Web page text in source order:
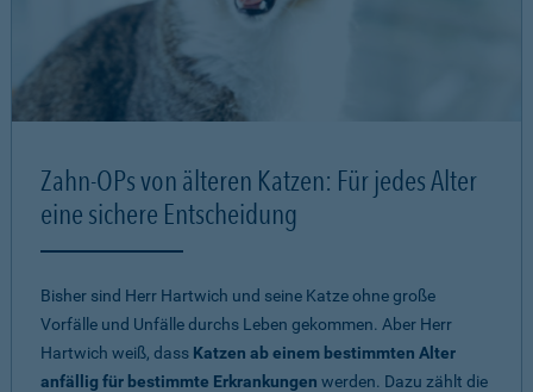
Zahn-OPs von älteren Katzen: Für jedes Alter
eine sichere Entscheidung
Bisher sind Herr Hartwich und seine Katze ohne große
Vorfälle und Unfälle durchs Leben gekommen. Aber Herr
Hartwich weiß, dass Katzen ab einem bestimmten Alter
anfällig für bestimmte Erkrankungen werden. Dazu zählt die